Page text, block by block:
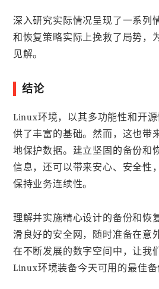
深入研究实际情况呈现了一系列
和恢复策略实际上挽救了局势，
见解。
结论
Linux环境，以其多功能性和开
供了丰富的基础。然而，这也带
地保护数据。建立坚固的备份和
信息，还可以带来安心、安全性
保持业务连续性。
理解并实施精心设计的备份和恢
滑良好的安全网，随时准备在意
在不断发展的数字空间中，让我
Linux环境装备今天可用的最佳备